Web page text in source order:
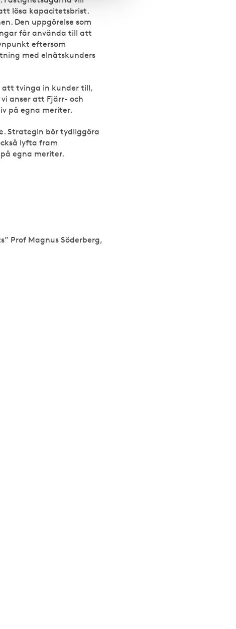
lösa kapacitetsbrist.
Den uppgörelse som
får använda till att
eftersom
med elnätskunders
att tvinga in kunder till,
anser att Fjärr- och
på egna meriter.
Strategin bör tydliggöra
lyfta fram
egna meriter.
Prof Magnus Söderberg,